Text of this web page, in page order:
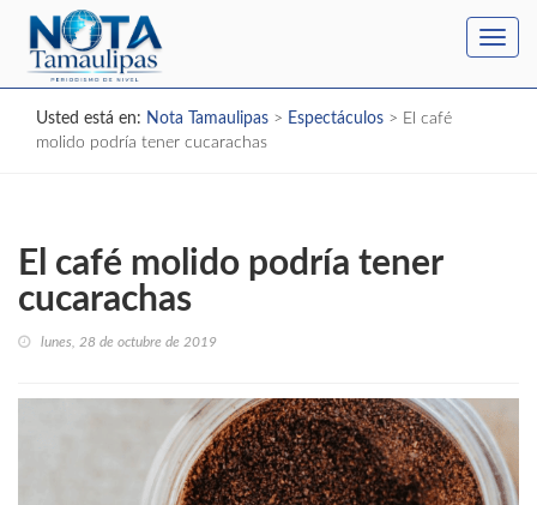
Usted está en: Nota Tamaulipas > Espectáculos > El café
molido podría tener cucarachas
El café molido podría tener
cucarachas
lunes, 28 de octubre de 2019